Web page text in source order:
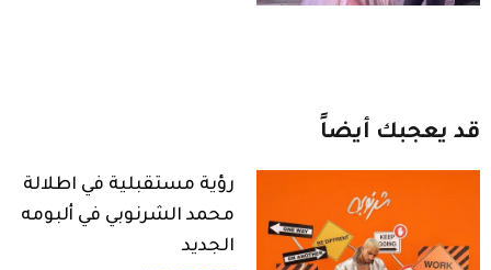
قد يعجبك أيضاً
رؤية مستقبلية في اطلالة
محمد الشرنوبي في ألبومه
الجديد